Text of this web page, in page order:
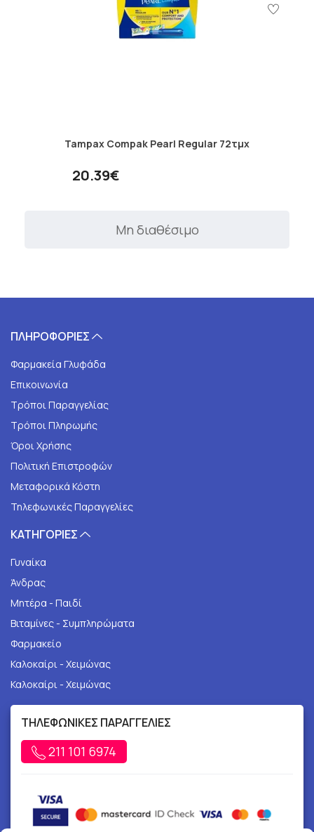
Tampax Compak Pearl Regular 72τμχ
20.39€
Μη διαθέσιμο
ΠΛΗΡΟΦΟΡΙΕΣ
Φαρμακεία Γλυφάδα
Επικοινωνία
Τρόποι Παραγγελίας
Τρόποι Πληρωμής
Όροι Χρήσης
Πολιτική Επιστροφών
Μεταφορικά Κόστη
Τηλεφωνικές Παραγγελίες
ΚΑΤΗΓΟΡΙΕΣ
Γυναίκα
Άνδρας
Μητέρα - Παιδί
Βιταμίνες - Συμπληρώματα
Φαρμακείο
Καλοκαίρι - Χειμώνας
Καλοκαίρι - Χειμώνας
ΤΗΛΕΦΩΝΙΚΕΣ ΠΑΡΑΓΓΕΛΙΕΣ
211 101 6974